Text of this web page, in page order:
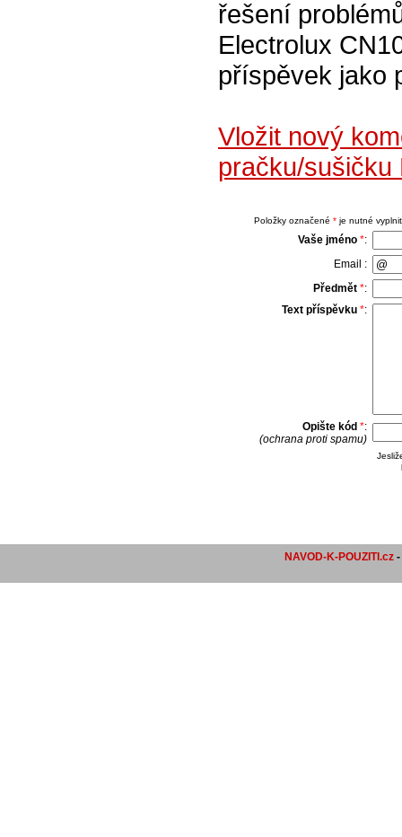
řešení
Electrolux
příspěvek jako
Vložit nový
pračku/sušičku
Položky označené *je nutné
Vaše jméno *:
Email :
Předmět *:
Text příspěvku *:
Opište kód *:
(ochrana proti spamu)
NAVOD-K-POUZITI.cz